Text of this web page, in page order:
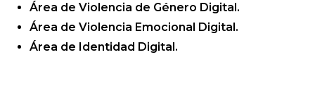
Área de Violencia de Género Digital.
Área de Violencia Emocional Digital.
Área de Identidad Digital.